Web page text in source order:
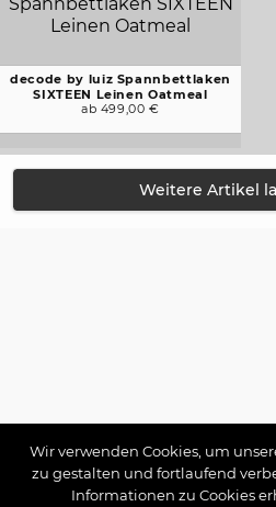
decode by luiz Spannbettlaken
SIXTEEN Leinen Oatmeal
ab 499,00 €
Weitere Artikel
Wir verwenden Cookies, um
zu gestalten und fortlaufend
Informationen zu Cookies